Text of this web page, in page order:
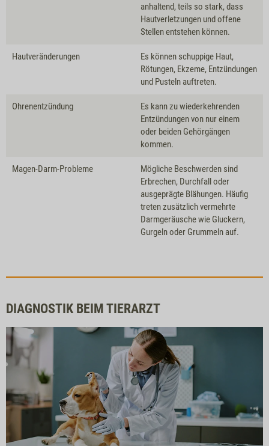
anhaltend, teils so stark, dass
Hautverletzungen und offene
Stellen entstehen können.
Hautveränderungen
Es können schuppige Haut,
Rötungen, Ekzeme, Entzündungen
und Pusteln auftreten.
Ohrenentzündung
Es kann zu wiederkehrenden
Entzündungen von nur einem
oder beiden Gehörgängen
kommen.
Magen-Darm-Probleme
Mögliche Beschwerden sind
Erbrechen, Durchfall oder
ausgeprägte Blähungen. Häufig
treten zusätzlich vermehrte
Darmgeräusche wie Gluckern,
Gurgeln oder Grummeln auf.
DIAGNOSTIK BEIM TIERARZT